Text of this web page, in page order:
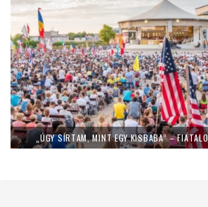
„ÚGY SÍRTAM, MINT EGY KISBABA” –